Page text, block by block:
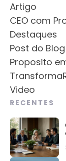
Artigo
CEO com
Destaques
Post do Blog
Proposito
Video
RECENTES